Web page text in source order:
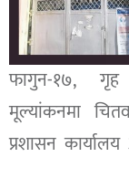
फागुन-१७, गृह
मूल्यांकनमा
प्रशासन